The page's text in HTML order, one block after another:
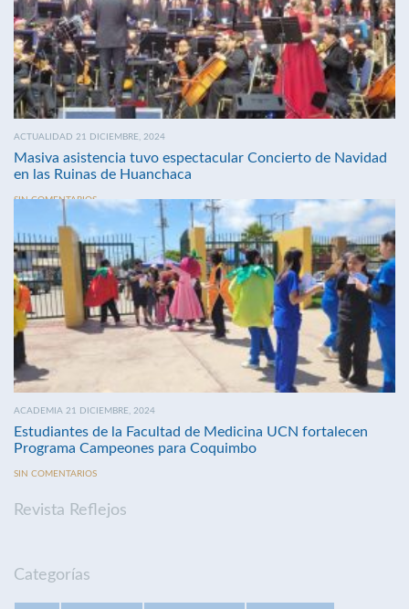
ACTUALIDAD 21 DICIEMBRE, 2024
Masiva asistencia tuvo espectacular Concierto de Navidad
en las Ruinas de Huanchaca
SIN COMENTARIOS
ACADEMIA 21 DICIEMBRE, 2024
Estudiantes de la Facultad de Medicina UCN fortalecen
Programa Campeones para Coquimbo
SIN COMENTARIOS
Revista Reflejos
Categorías